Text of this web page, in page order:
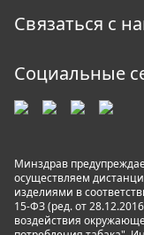
Социальные
Минздрав
осуществляем
изделиями в
15-ФЗ (ред. от
воздействия